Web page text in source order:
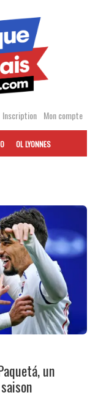
Inscription Mon compte
OL LYONNES
un